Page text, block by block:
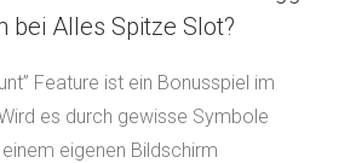
bei Alles Spitze Slot?
Feature ist ein Bonusspiel im
es durch gewisse Symbole
eigenen Bildschirm